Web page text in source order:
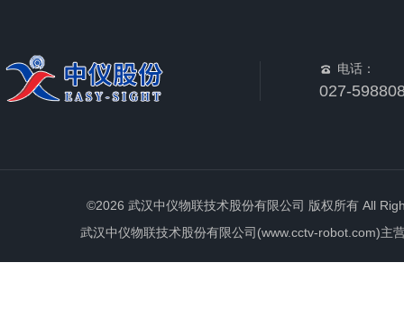
电话：
027-
©2026 武汉中仪物联技术股份有限公司 版权所有 All
武汉中仪物联技术股份有限公司(www.cctv-robot.com)主